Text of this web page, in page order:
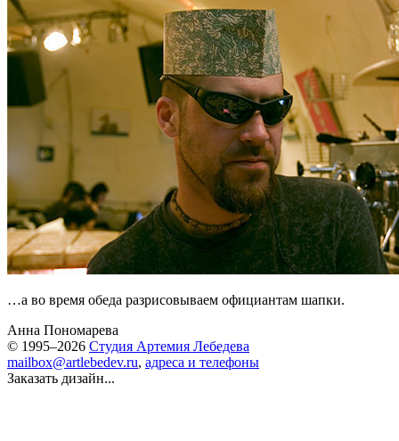
…а во время обеда разрисовываем официантам шапки.
Анна Пономарева
© 1995–2026 Студия Артемия Лебедева
mailbox@artlebedev.ru, адреса и телефоны
Заказать дизайн...